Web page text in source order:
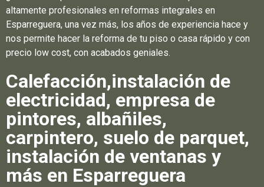
altamente profesionales en reformas integrales en
Esparreguera, una vez más, los años de experiencia hace y
nos permite hacer la reforma de tu piso o casa rápido y con
precio low cost, con acabados geniales.
Calefacción,instalación de
electricidad, empresa de
pintores, albañiles,
carpintero, suelo de parquet,
instalación de ventanas y
más en Esparreguera